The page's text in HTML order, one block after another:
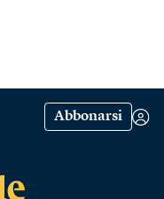
Abbonarsi